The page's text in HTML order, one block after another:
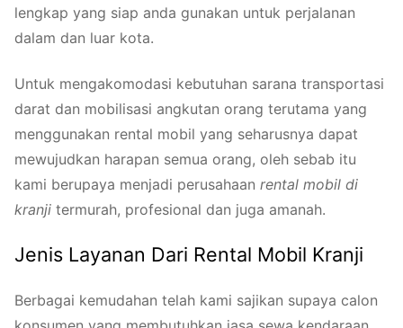
lengkap yang siap anda gunakan untuk perjalanan
dalam dan luar kota.
Untuk mengakomodasi kebutuhan sarana transportasi
darat dan mobilisasi angkutan orang terutama yang
menggunakan rental mobil yang seharusnya dapat
mewujudkan harapan semua orang, oleh sebab itu
kami berupaya menjadi perusahaan rental mobil di
kranji termurah, profesional dan juga amanah.
Jenis Layanan Dari Rental Mobil Kranji
Berbagai kemudahan telah kami sajikan supaya calon